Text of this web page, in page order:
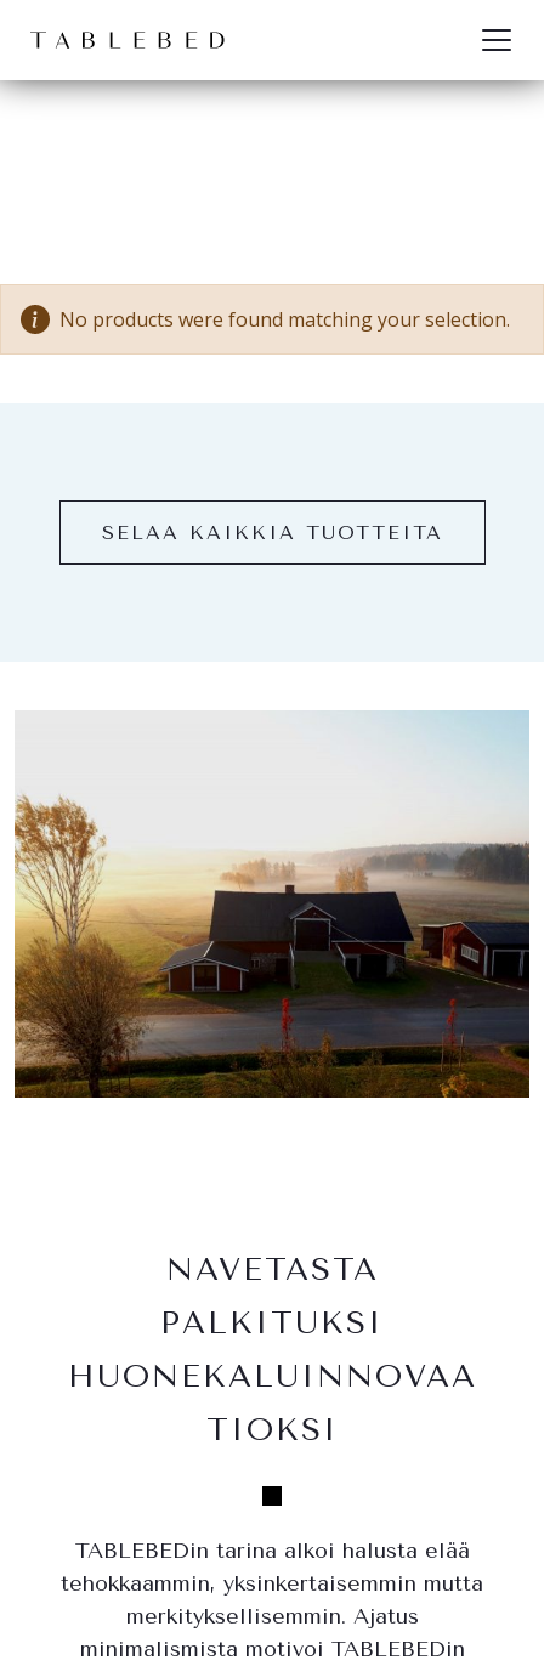
No products were found matching your selection.
SELAA KAIKKIA TUOTTEITA
NAVETASTA
PALKITUKSI
HUONEKALUINNOVAA
TIOKSI
TABLEBEDin tarina alkoi halusta elää
tehokkaammin, yksinkertaisemmin mutta
merkityksellisemmin. Ajatus
minimalismista motivoi TABLEBEDin